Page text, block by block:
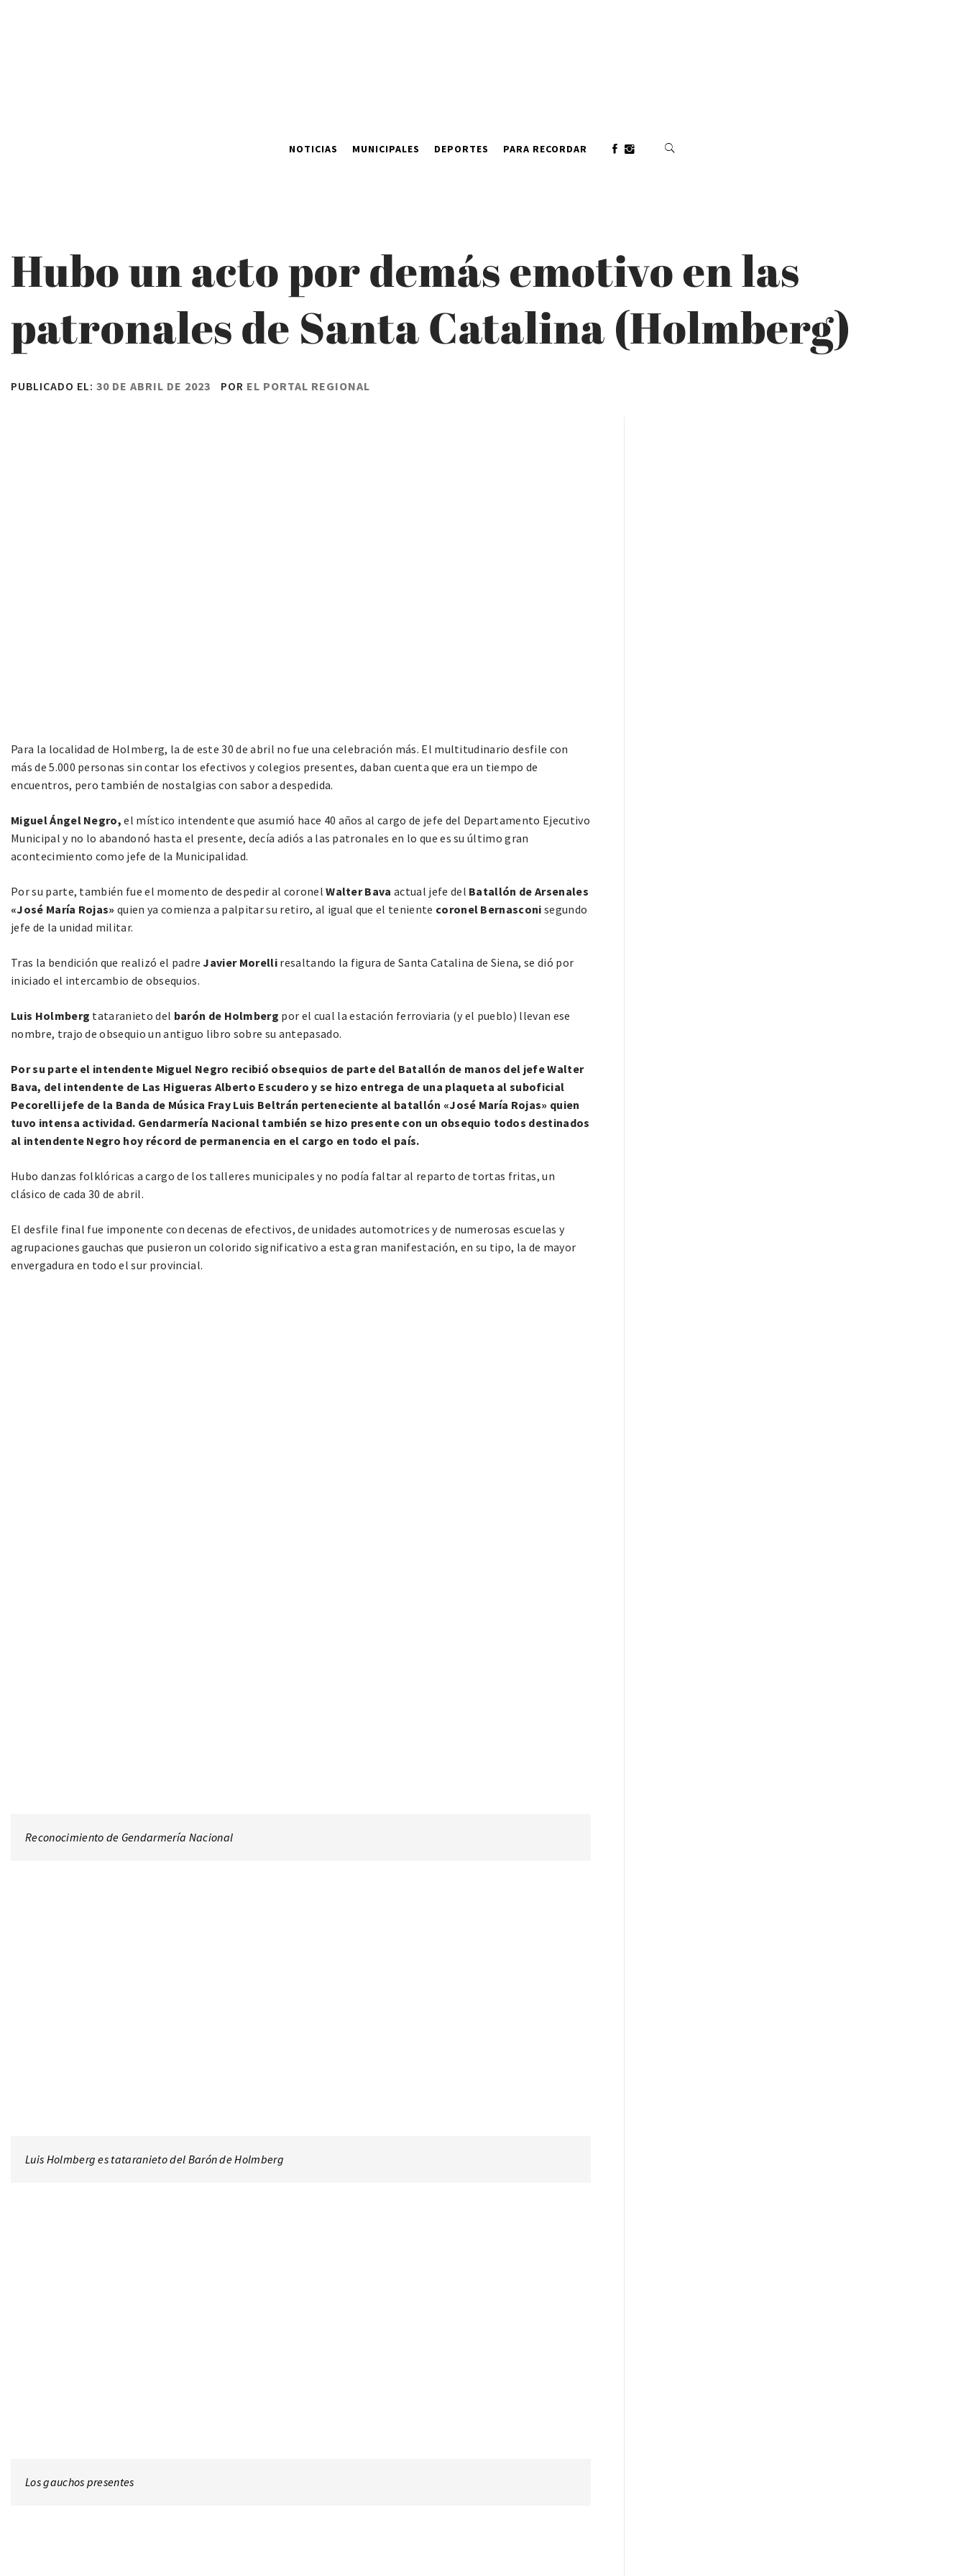
NOTICIAS MUNICIPALES DEPORTES PARA RECORDAR
Hubo un acto por demás emotivo en las
patronales de Santa Catalina (Holmberg)
PUBLICADO EL: 30 DE ABRIL DE 2023 POR EL PORTAL REGIONAL
Para la localidad de Holmberg, la de este 30 de abril no fue una celebración más. El multitudinario desfile con
más de 5.000 personas sin contar los efectivos y colegios presentes, daban cuenta que era un tiempo de
encuentros, pero también de nostalgias con sabor a despedida.
Miguel Ángel Negro, el místico intendente que asumió hace 40 años al cargo de jefe del Departamento Ejecutivo
Municipal y no lo abandonó hasta el presente, decía adiós a las patronales en lo que es su último gran
acontecimiento como jefe de la Municipalidad.
Por su parte, también fue el momento de despedir al coronelWalter Bavaactual jefe del Batallón de Arsenales
«José María Rojas»quien ya comienza a palpitar su retiro, al igual que el teniente coronel Bernasconi segundo
jefe de la unidad militar.
Tras la bendición que realizó el padreJavier Morelli resaltando la figura de Santa Catalina de Siena, se dió por
iniciado el intercambio de obsequios.
Luis Holmberg tataranieto del barón de Holmberg por el cual la estación ferroviaria (y el pueblo) llevan ese
nombre, trajo de obsequio un antiguo libro sobre su antepasado.
Por su parte el intendente Miguel Negro recibió obsequios de parte del Batallón de manos del jefe Walter
Bava, del intendente de Las Higueras Alberto Escudero y se hizo entrega de una plaqueta al suboficial
Pecorelli jefe de la Banda de Música Fray Luis Beltrán perteneciente al batallón «José María Rojas» quien
tuvo intensa actividad. Gendarmería Nacional también se hizo presente con un obsequio todos destinados
al intendente Negro hoy récord de permanencia en el cargo en todo el país.
Hubo danzas folklóricas a cargo de los talleres municipales y no podía faltar al reparto de tortas fritas, un
clásico de cada 30 de abril.
El desfile final fue imponente con decenas de efectivos, de unidades automotrices y de numerosas escuelas y
agrupaciones gauchas que pusieron un colorido significativo a esta gran manifestación, en su tipo, la de mayor
envergadura en todo el sur provincial.
Reconocimiento de Gendarmería Nacional
Luis Holmberg es tataranieto del Barón de Holmberg
Los gauchos presentes